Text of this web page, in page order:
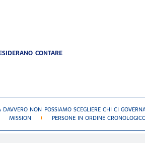
CONTARE
NON POSSIAMO SCEGLIERE CHI CI
MISSION PERSONE IN ORDINE